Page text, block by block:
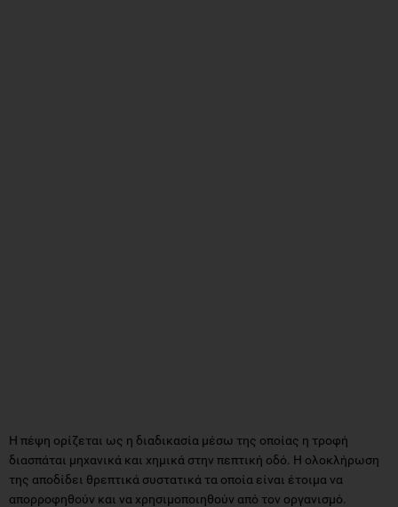
Η πέψη ορίζεται ως η διαδικασία μέσω της οποίας η τροφή
διασπάται μηχανικά και χημικά στην πεπτική οδό. Η ολοκλήρωση
της αποδίδει θρεπτικά συστατικά τα οποία είναι έτοιμα να
απορροφηθούν και να χρησιμοποιηθούν από τον οργανισμό.